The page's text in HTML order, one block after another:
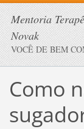
Mentoria
Novak
VOCÊ DE BEM
Como